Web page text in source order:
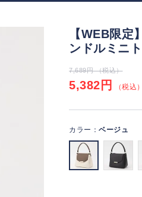
【WEB限
ンドルミニ
7,689円 （税込）
5,382円 （税込
カラー： ベージュ